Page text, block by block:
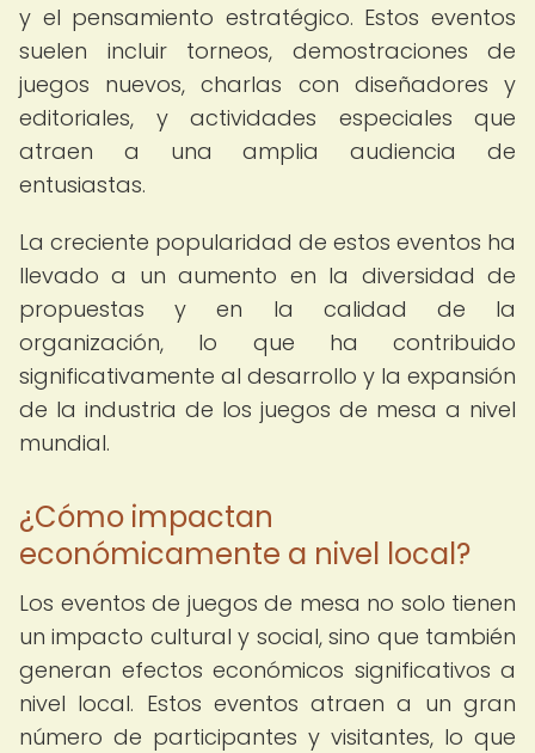
y el pensamiento estratégico. Estos eventos
suelen incluir torneos, demostraciones de
juegos nuevos, charlas con diseñadores y
editoriales, y actividades especiales que
atraen a una amplia audiencia de
entusiastas.
La creciente popularidad de estos eventos ha
llevado a un aumento en la diversidad de
propuestas y en la calidad de la
organización, lo que ha contribuido
significativamente al desarrollo y la expansión
de la industria de los juegos de mesa a nivel
mundial.
¿Cómo impactan
económicamente a nivel local?
Los eventos de juegos de mesa no solo tienen
un impacto cultural y social, sino que también
generan efectos económicos significativos a
nivel local. Estos eventos atraen a un gran
número de participantes y visitantes, lo que